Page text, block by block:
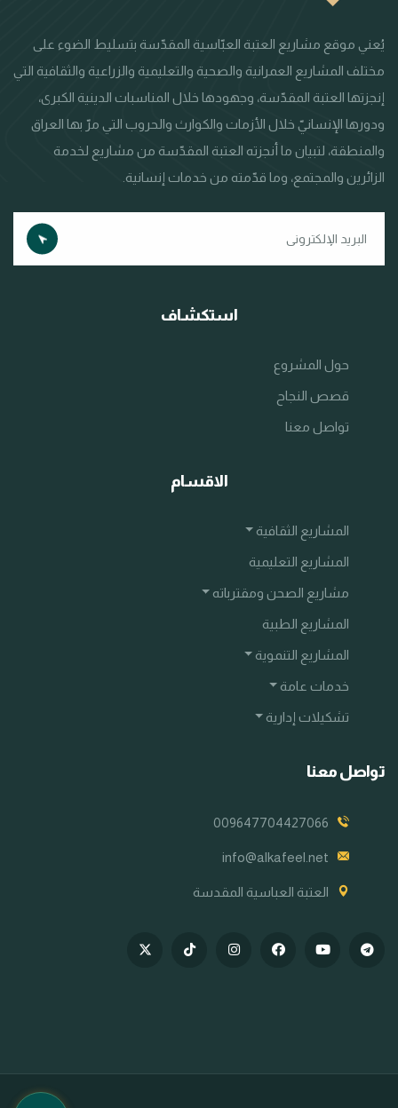
يُعني موقع مشاريع العتبة العبّاسية المقدّسة بتسليط الضوء على
مختلف المشاريع العمرانية والصحية والتعليمية والزراعية والثقافية التي
إنجزتها العتبة المقدّسة، وجهودها خلال المناسبات الدينية الكبرى،
ودورها الإنسانيّ خلال الأزمات والكوارث والحروب التي مرّ بها العراق
والمنطقة، لتبيان ما أنجزته العتبة المقدّسة من مشاريع لخدمة
الزائرين والمجتمع، وما قدّمته من خدمات إنسانية.
استكشاف
حول المشروع
قصص النجاح
تواصل معنا
الاقسام
المشاريع الثقافية
المشاريع التعليمية
مشاريع الصحن ومقترباته
المشاريع الطبية
المشاريع التنموية
خدمات عامة
تشكيلات إدارية
تواصل معنا
009647704427066
info@alkafeel.net
العتبة العباسية المقدسة